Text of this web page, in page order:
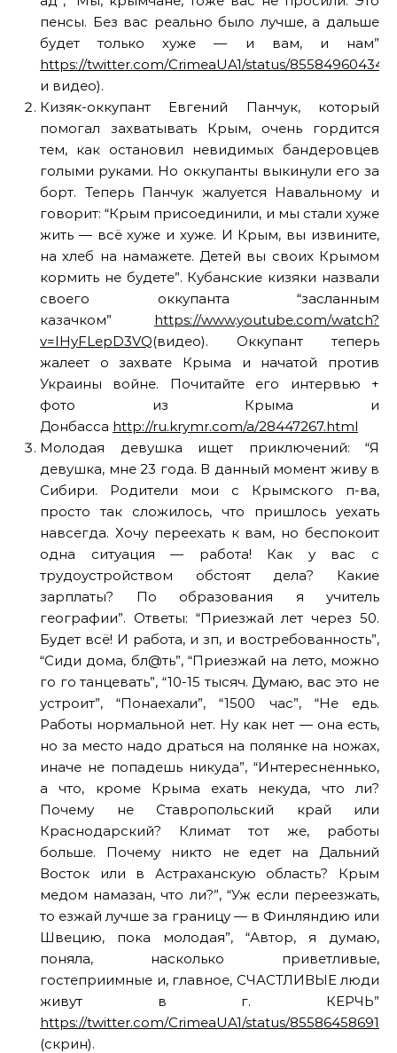
пенсы. Без вас реально было лучше, а дальше
будет только хуже — и вам, и нам”
https://twitter.com/CrimeaUA1/status/
и видео).
Кизяк-оккупант Евгений Панчук, который
помогал захватывать Крым, очень гордится
тем, как остановил невидимых бандеровцев
голыми руками. Но оккупанты выкинули его за
борт. Теперь Панчук жалуется Навальному и
говорит: “Крым присоединили, и мы стали хуже
жить — всё хуже и хуже. И Крым, вы извините,
на хлеб на намажете. Детей вы своих Крымом
кормить не будете”. Кубанские кизяки назвали
своего оккупанта “засланным
казачком” https://www.youtube.com/watch?
v=IHyFLepD3VQ(видео). Оккупант теперь
жалеет о захвате Крыма и начатой против
Украины войне. Почитайте его интервью +
фото из Крыма и
Донбасса http://ru.krymr.com/a/28447267.html
Молодая девушка ищет приключений: “Я
девушка, мне 23 года. В данный момент живу в
Сибири. Родители мои с Крымского п-ва,
просто так сложилось, что пришлось уехать
навсегда. Хочу переехать к вам, но беспокоит
одна ситуация — работа! Как у вас с
трудоустройством обстоят дела? Какие
зарплаты? По образования я учитель
географии”. Ответы: “Приезжай лет через 50.
Будет всё! И работа, и зп, и востребованность”,
“Сиди дома, бл@ть”, “Приезжай на лето, можно
го го танцевать”, “10-15 тысяч. Думаю, вас это не
устроит”, “Понаехали”, “1500 час”, “Не едь.
Работы нормальной нет. Ну как нет — она есть,
но за место надо драться на полянке на ножах,
иначе не попадешь никуда”, “Интересненнько,
а что, кроме Крыма ехать некуда, что ли?
Почему не Ставропольский край или
Краснодарский? Климат тот же, работы
больше. Почему никто не едет на Дальний
Восток или в Астраханскую область? Крым
медом намазан, что ли?”, “Уж если переезжать,
то езжай лучше за границу — в Финляндию или
Швецию, пока молодая”, “Автор, я думаю,
поняла, насколько приветливые,
гостеприимные и, главное, СЧАСТЛИВЫЕ люди
живут в г. КЕРЧЬ”
https://twitter.com/CrimeaUA1/status/
(скрин).